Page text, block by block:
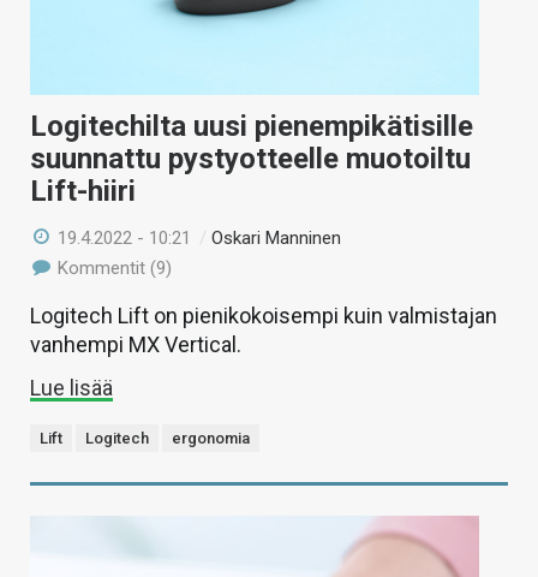
HAKU
Logitechilta uusi pienempikätisille
suunnattu pystyotteelle muotoiltu
Lift-hiiri
19.4.2022 - 10:21 /Oskari Manninen
Kommentit (9)
Logitech Lift on pienikokoisempi kuin valmistajan
vanhempi MX Vertical.
Lue lisää
Lift Logitech ergonomia